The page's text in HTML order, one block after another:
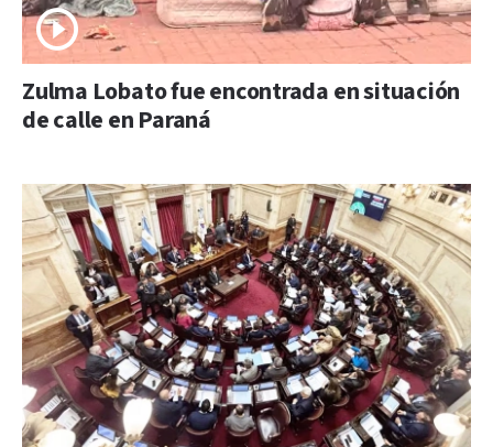
Zulma Lobato fue encontrada en situación
de calle en Paraná